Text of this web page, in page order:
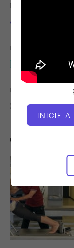
INICIE A
PROFESSOR
Alisa Wyatt
EQUIPAMENTO
Reformador
ENCONTRAR
0 - 10 min
Outros